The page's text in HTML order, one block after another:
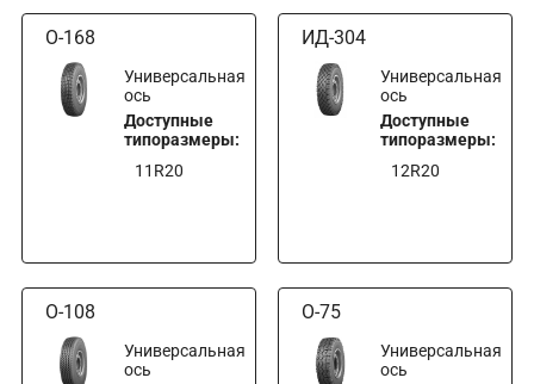
О-168
Универсальная
ось
Доступные
типоразмеры:
11R20
ИД-304
Универсальная
ось
Доступные
типоразмеры:
12R20
О-108
Универсальная
ось
О-75
Универсальная
ось